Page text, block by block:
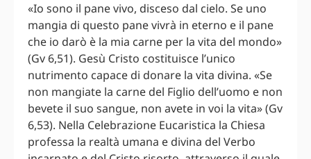
«Io sono il pane vivo, disceso dal cielo. Se uno
mangia di questo pane vivrà in eterno e il pane
che io darò è la mia carne per la vita del mondo»
(Gv 6,51). Gesù Cristo costituisce l’unico
nutrimento capace di donare la vita divina. «Se
non mangiate la carne del Figlio dell’uomo e non
bevete il suo sangue, non avete in voi la vita» (Gv
6,53). Nella Celebrazione Eucaristica la Chiesa
professa la realtà umana e divina del Verbo